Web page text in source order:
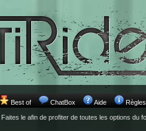
Best of ChatBox Aide Règles
Faites le afin de profiter de toutes les options du